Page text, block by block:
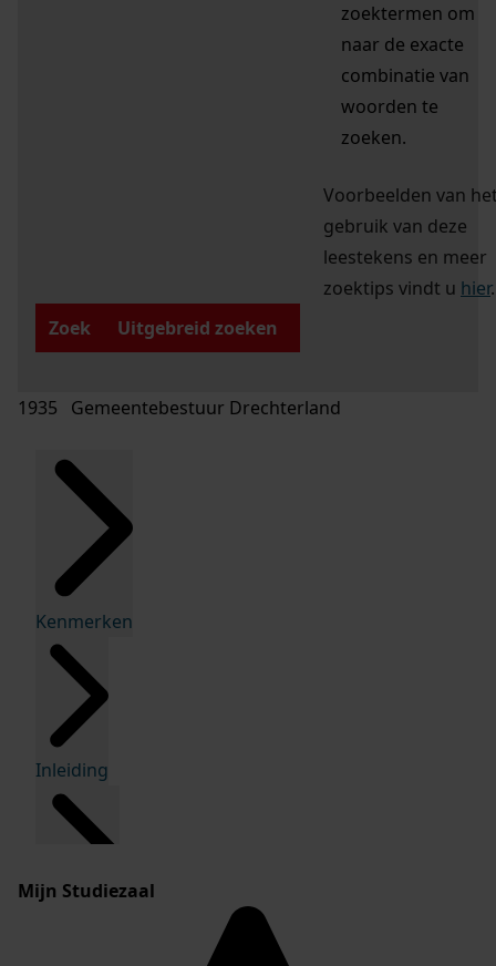
zoektermen om
naar de exacte
combinatie van
woorden te
zoeken.
Voorbeelden van
gebruik van deze
leestekens en meer
zoektips vindt u hier.
Zoek
Uitgebreid zoeken
1935 Gemeentebestuur Drechterland
Kenmerken
Inleiding
Mijn Studiezaal